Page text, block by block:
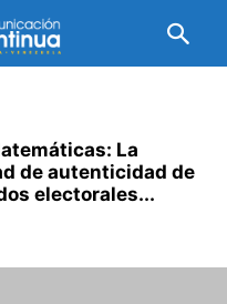
La
de autenticidad de
electorales...